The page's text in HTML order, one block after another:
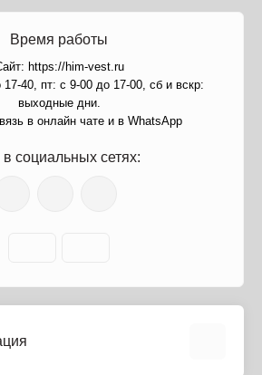
Время работы
https://him-vest.ru
17-40, пт: с 9-00 до 17-00, сб и вскр:
выходные дни.
в онлайн чате и в WhatsApp
социальных сетях: